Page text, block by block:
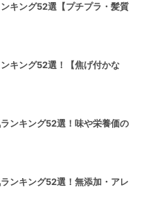
キング52選【プチプラ・髪質
キング52選！【焦げ付かな
ンキング52選！味や栄養価の
ンキング52選！無添加・アレ